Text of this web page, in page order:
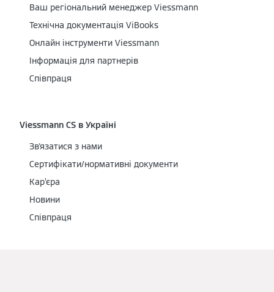
Ваш регіональний менеджер Viessmann
Технічна документація ViBooks
Онлайн інструменти Viessmann
Інформація для партнерів
Співпраця
Viessmann CS в Україні
Зв'язатися з нами
Сертифікати/нормативні документи
Кар’єра
Новини
Співпраця